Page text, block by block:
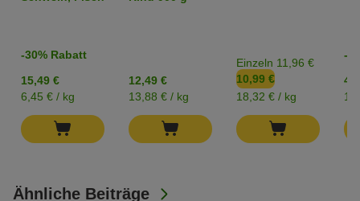
Ähnliche Beiträge
-30% Rabatt
15,49 €
6,45 € / kg
12,49 €
13,88 € / kg
Einzeln 11,96 €
10,99 €
18,32 € / kg
-